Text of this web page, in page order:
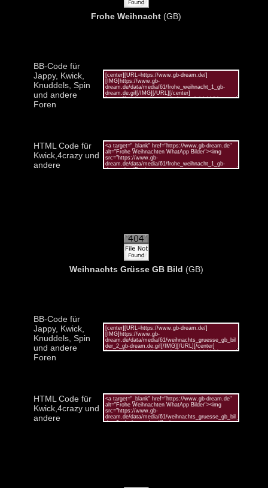
Frohe Weihnacht (GB)
BB-Code für
Jappy, Kwick,
Knuddels, Spin
und andere
Foren
HTML Code für
Kwick,4crazy und
andere
Weihnachts Grüsse GB Bild (GB)
BB-Code für
Jappy, Kwick,
Knuddels, Spin
und andere
Foren
HTML Code für
Kwick,4crazy und
andere